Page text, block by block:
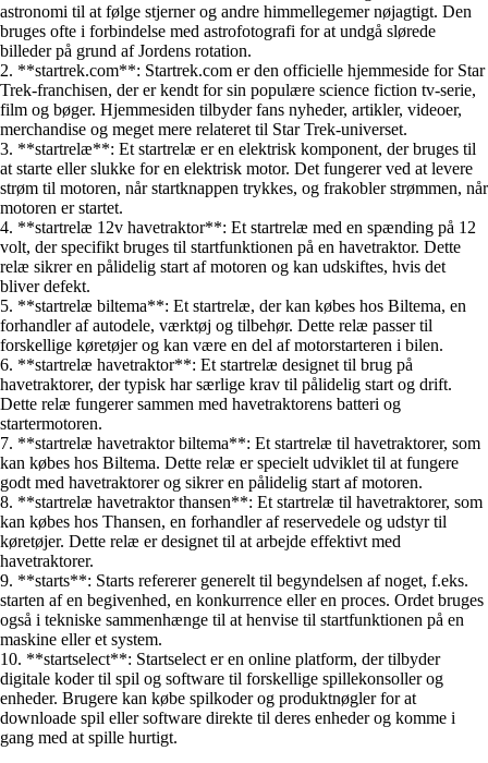
astronomi til at følge stjerner og andre himmellegemer nøjagtigt. Den
bruges ofte i forbindelse med astrofotografi for at undgå slørede
billeder på grund af Jordens rotation.
2. **startrek.com**: Startrek.com er den officielle hjemmeside for Star
Trek-franchisen, der er kendt for sin populære science fiction tv-serie,
film og bøger. Hjemmesiden tilbyder fans nyheder, artikler, videoer,
merchandise og meget mere relateret til Star Trek-universet.
3. **startrelæ**: Et startrelæ er en elektrisk komponent, der bruges til
at starte eller slukke for en elektrisk motor. Det fungerer ved at levere
strøm til motoren, når startknappen trykkes, og frakobler strømmen, når
motoren er startet.
4. **startrelæ 12v havetraktor**: Et startrelæ med en spænding på 12
volt, der specifikt bruges til startfunktionen på en havetraktor. Dette
relæ sikrer en pålidelig start af motoren og kan udskiftes, hvis det
bliver defekt.
5. **startrelæ biltema**: Et startrelæ, der kan købes hos Biltema, en
forhandler af autodele, værktøj og tilbehør. Dette relæ passer til
forskellige køretøjer og kan være en del af motorstarteren i bilen.
6. **startrelæ havetraktor**: Et startrelæ designet til brug på
havetraktorer, der typisk har særlige krav til pålidelig start og drift.
Dette relæ fungerer sammen med havetraktorens batteri og
startermotoren.
7. **startrelæ havetraktor biltema**: Et startrelæ til havetraktorer, som
kan købes hos Biltema. Dette relæ er specielt udviklet til at fungere
godt med havetraktorer og sikrer en pålidelig start af motoren.
8. **startrelæ havetraktor thansen**: Et startrelæ til havetraktorer, som
kan købes hos Thansen, en forhandler af reservedele og udstyr til
køretøjer. Dette relæ er designet til at arbejde effektivt med
havetraktorer.
9. **starts**: Starts refererer generelt til begyndelsen af noget, f.eks.
starten af en begivenhed, en konkurrence eller en proces. Ordet bruges
også i tekniske sammenhænge til at henvise til startfunktionen på en
maskine eller et system.
10. **startselect**: Startselect er en online platform, der tilbyder
digitale koder til spil og software til forskellige spillekonsoller og
enheder. Brugere kan købe spilkoder og produktnøgler for at
downloade spil eller software direkte til deres enheder og komme i
gang med at spille hurtigt.